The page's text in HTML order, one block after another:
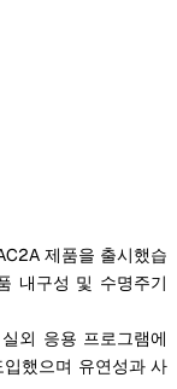
제품을 출시했습
내구성 및 수명주기
외 응용 프로그램에
했으며 유연성과 사